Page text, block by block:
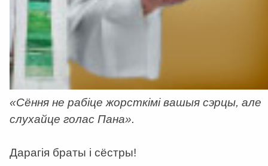
«Сёння не рабіце жорсткімі вашыя сэрцы, але
слухайце голас Пана».
Дарагія браты і сёстры!